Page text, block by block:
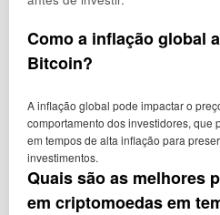
Como a inflação global
Bitcoin?
A inflação global pode impactar o
comportamento dos investidores, que
em tempos de alta inflação para
investimentos.
Quais são as melhores
em criptomoedas em